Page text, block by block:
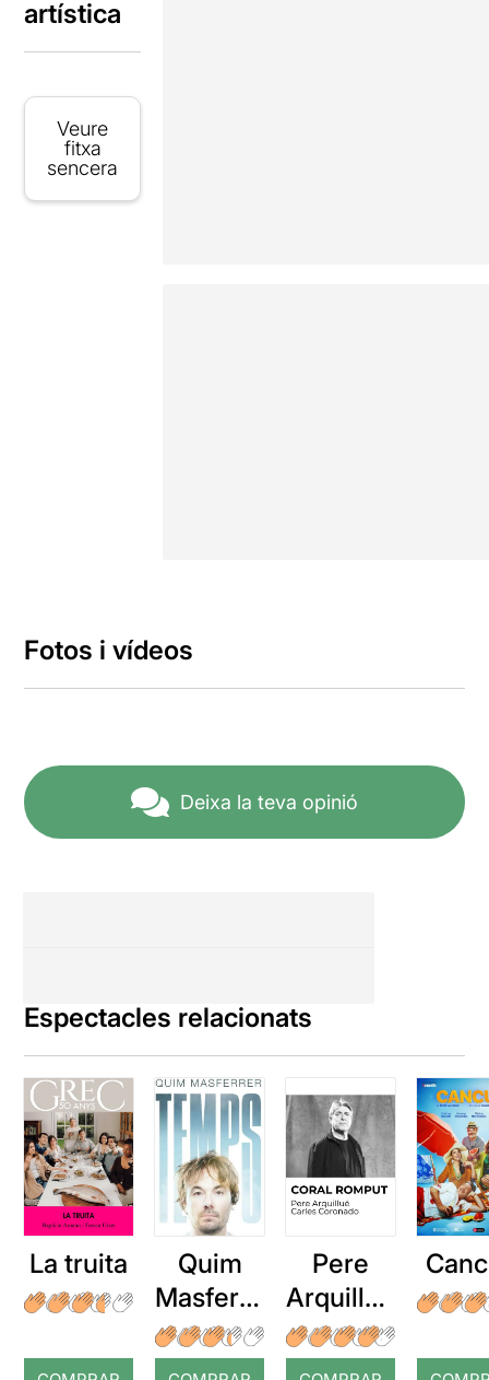
artística
Veure
fitxa
sencera
Fotos i vídeos
Deixa la teva opinió
Espectacles relacionats
La truita
Quim
Masferre
r: Temps
Pere
Arquillué
: Coral
romput